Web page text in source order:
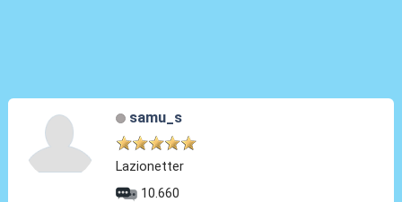
samu_s
Lazionetter
10.660